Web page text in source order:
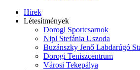
Hírek
Létesítmények
Dorogi Sportcsarnok
Nipl Stefánia Uszoda
Buzánszky Jenő Labdarúgó
Dorogi Teniszcentrum
Városi Tekepálya